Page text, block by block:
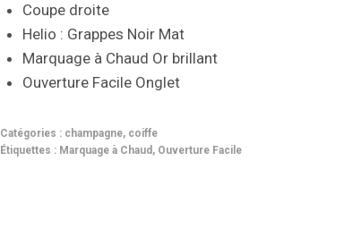
Coupe droite
Helio : Grappes Noir Mat
Marquage à Chaud Or brillant
Ouverture Facile Onglet
Catégories : champagne, coiffe
Étiquettes : Marquage à Chaud , Ouverture Facile